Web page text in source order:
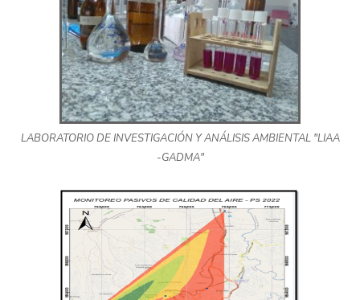
LABORATORIO DE INVESTIGACIÓN Y ANÁLISIS AMBIENTAL "LIAA
-GADMA"